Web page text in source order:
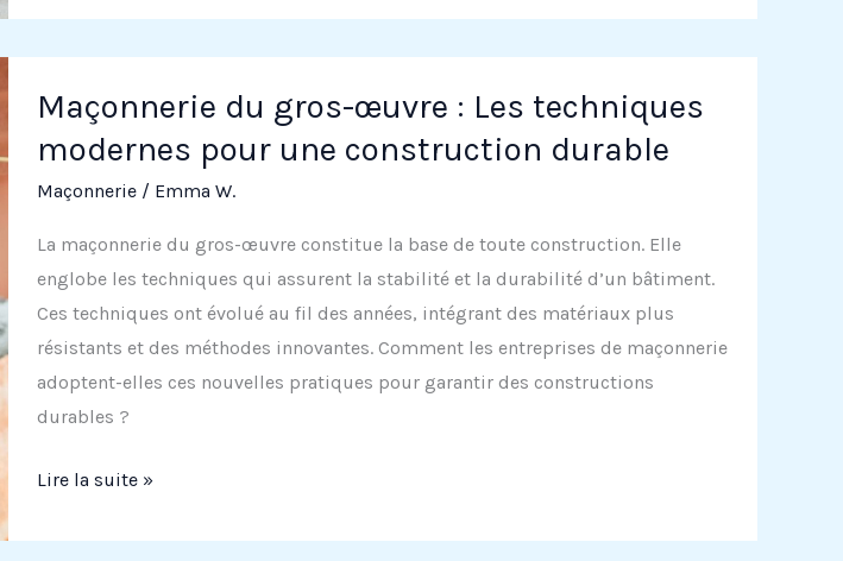
béton
pour
vérandas
bois
:
Maçonnerie du gros-œuvre : Les techniques
modernes pour une construction durable
Maçonnerie / Emma W.
La maçonnerie du gros-œuvre constitue la base de toute construction. Elle
englobe les techniques qui assurent la stabilité et la durabilité d’un bâtiment.
Ces techniques ont évolué au fil des années, intégrant des matériaux plus
résistants et des méthodes innovantes. Comment les entreprises de maçonnerie
adoptent-elles ces nouvelles pratiques pour garantir des constructions
durables ?
Maçonnerie
gros-
Lire la suite »